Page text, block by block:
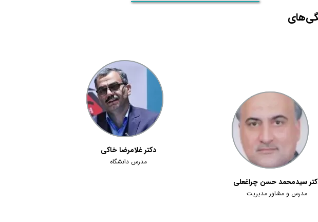
سیدمحمد حسن چراغعلی
مدرس و مشاور مدیریت
دکتر غلامرضا خاکی
مدرس دانشگاه